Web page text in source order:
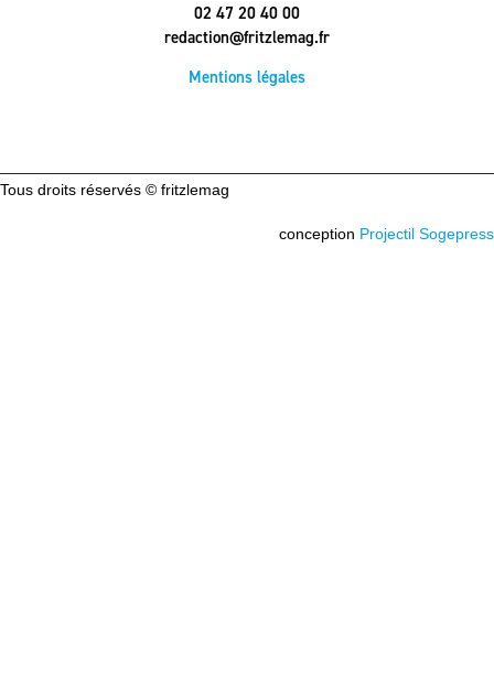
02 47 20 40 00
redaction@fritzlemag.fr
Mentions légales
Tous droits réservés © fritzlemag
conception Projectil Sogepress